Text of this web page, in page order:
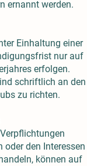
ernannt werden.
Einhaltung einer
nur auf
erfolgen.
schriftlich an den
zu richten.
den Interessen
können auf